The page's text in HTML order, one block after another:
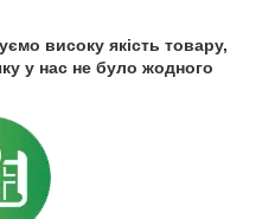
високу якість товару,
у нас не було жодного